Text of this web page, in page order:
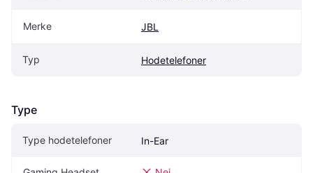
Merke JBL
Typ Hodetelefoner
Type
Type hodetelefoner In-Ear